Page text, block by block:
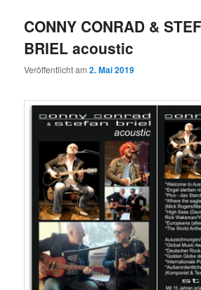
CONNY CONRAD &
BRIEL acoustic
Veröffentlicht am2. Mai 2019